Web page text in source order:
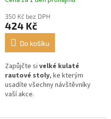
350 Kč bez DPH
424 Kč
Do košíku
Zapůjčte si velké kulaté
rautové stoly, ke kterým
usadíte všechny návštěvníky
vaší akce.